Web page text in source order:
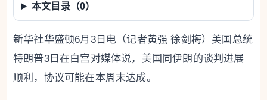
本文目录（0）
新华社华盛顿6月3日电（记者黄强 徐剑梅）美国总统
特朗普3日在白宫对媒体说，美国同伊朗的谈判进展
顺利，协议可能在本周末达成。